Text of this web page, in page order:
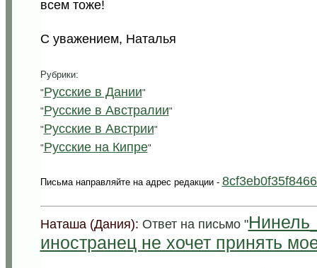
всем тоже!
С уважением, Наталья
Рубрики:
"Русские в Дании"
"Русские в Австралии"
"Русские в Австрии"
"Русские на Кипре"
Письма направляйте на адрес редакции -
Наташа (Дания): Ответ на письмо "
иностранец не хочет принять